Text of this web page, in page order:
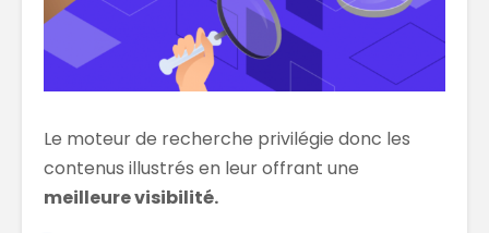
Le moteur de recherche privilégie donc les
contenus illustrés en leur offrant une
meilleure visibilité.